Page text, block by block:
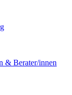
& Berater/innen